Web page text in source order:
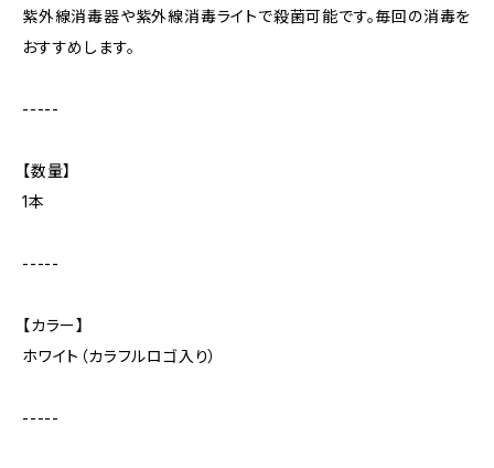
紫外線消毒器や紫外線消毒ライトで殺菌可能です。毎回の消毒を
おすすめします。
-----
【数量】
1本
-----
【カラー】
ホワイト（カラフルロゴ入り）
-----